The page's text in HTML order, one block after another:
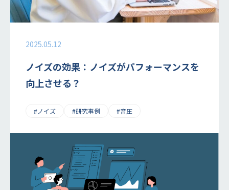
2025.05.12
ノイズの効果：ノイズがパフォーマンスを
向上させる？
#ノイズ #研究事例 #音圧